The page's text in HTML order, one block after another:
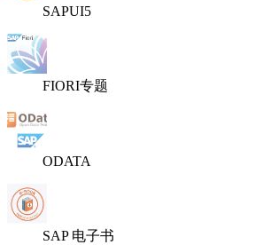
SAPUI5
FIORI专题
ODATA
SAP 电子书